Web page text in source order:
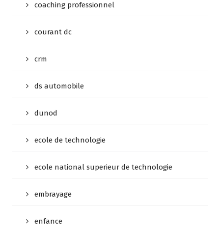
coaching professionnel
courant dc
crm
ds automobile
dunod
ecole de technologie
ecole national superieur de technologie
embrayage
enfance